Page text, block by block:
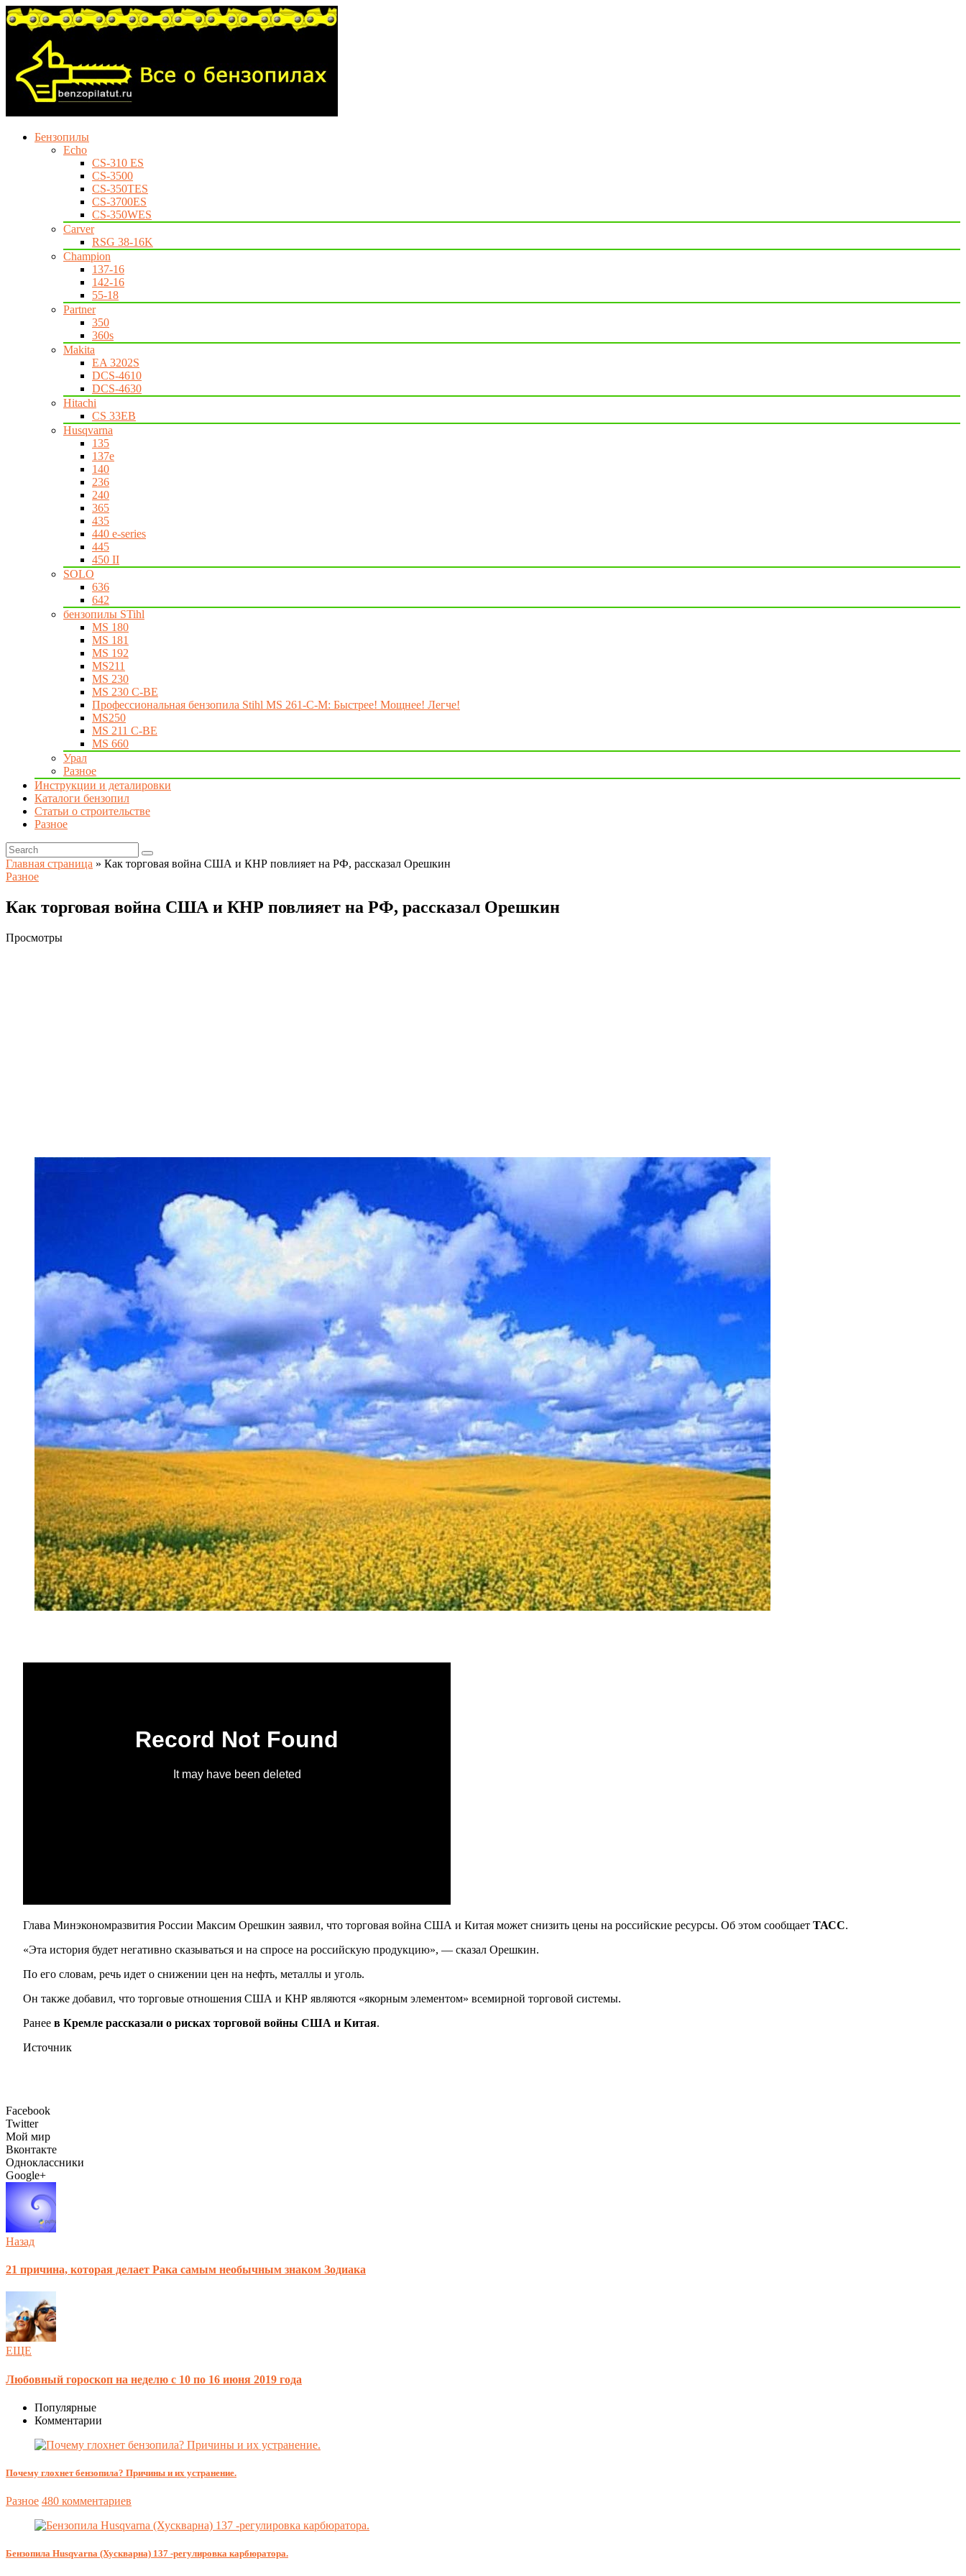
Бензопилы
Echo
CS-310 ES
CS-3500
CS-350TES
CS-3700ES
CS-350WES
Carver
RSG 38-16K
Champion
137-16
142-16
55-18
Partner
350
360s
Makita
EA 3202S
DCS-4610
DCS-4630
Hitachi
CS 33EB
Husqvarna
135
137e
140
236
240
365
435
440 e-series
445
450 II
SOLO
636
642
бензопилы STihl
MS 180
MS 181
MS 192
MS211
MS 230
MS 230 C-BE
Профессиональная бензопила Stihl MS 261-C-M: Быстрее! Мощнее! Легче!
MS250
MS 211 C-BE
MS 660
Урал
Разное
Инструкции и деталировки
Каталоги бензопил
Статьи о строительстве
Разное
Главная страница » Как торговая война США и КНР повлияет на РФ, рассказал Орешкин
Разное
Как торговая война США и КНР повлияет на РФ, рассказал Орешкин
Просмотры
Глава Минэкономразвития России Максим Орешкин заявил, что торговая война США и Китая может снизить цены на российские ресурсы. Об этом сообщает ТАСС.
«Эта история будет негативно сказываться и на спросе на российскую продукцию», — сказал Орешкин.
По его словам, речь идет о снижении цен на нефть, металлы и уголь.
Он также добавил, что торговые отношения США и КНР являются «якорным элементом» всемирной торговой системы.
Ранее в Кремле рассказали о рисках торговой войны США и Китая.
Источник
Facebook
Twitter
Мой мир
Вконтакте
Одноклассники
Google+
Назад
21 причина, которая делает Рака самым необычным знаком Зодиака
ЕЩЕ
Любовный гороскоп на неделю с 10 по 16 июня 2019 года
Популярные
Комментарии
Почему глохнет бензопила? Причины и их устранение.
Разное 480 комментариев
Бензопила Husqvarna (Хускварна) 137 -регулировка карбюратора.